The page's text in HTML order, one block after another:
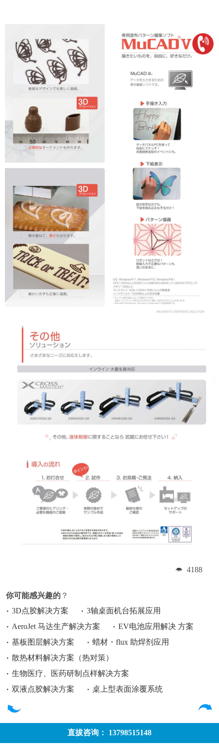
4188
你可能感兴趣的 ？
3D点胶解决方案
3轴桌面机台拓展应用
AeroJet 马达生产解决方案
EV电池应用解决 方案
基板图层解决方案
蜡材・flux 助焊剂应用
散热材料解决方案（热对策）
生物医疗、医药研制点样解决方案
双液点胶解决方案
桌上型表面涂覆系统
直拔咨询： 13798515148